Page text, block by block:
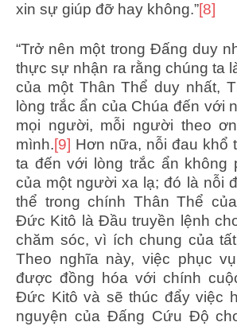
xin sự giúp đỡ hay không.”[8]
“Trở nên một trong Đấng duy
thực sự nhận ra rằng chúng ta
của một Thân Thể duy nhất,
lòng trắc ẩn của Chúa đến với
mọi người, mỗi người theo
mình.[9] Hơn nữa, nỗi đau khổ
ta đến với lòng trắc ẩn không
của một người xa lạ; đó là nỗi
thể trong chính Thân Thể
Đức Kitô là Đầu truyền lệnh
chăm sóc, vì ích chung của
Theo nghĩa này, việc phục
được đồng hóa với chính
Đức Kitô và sẽ thúc đẩy việc
nguyện của Đấng Cứu Độ